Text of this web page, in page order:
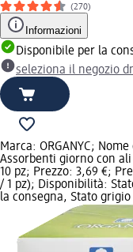
(270)
Informazioni
Disponibile per la
seleziona il negozio
Marca: ORGANYC;
Assorbenti giorno con
10 pz; Prezzo: 3,69 €;
/ 1 pz); Disponibilità:
la consegna, Stato